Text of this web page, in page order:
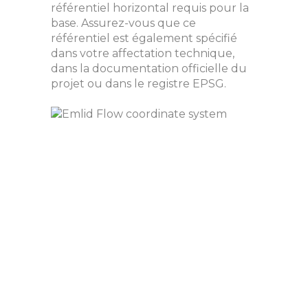
référentiel horizontal requis pour la
base. Assurez-vous que ce
référentiel est également spécifié
dans votre affectation technique,
dans la documentation officielle du
projet ou dans le registre EPSG.